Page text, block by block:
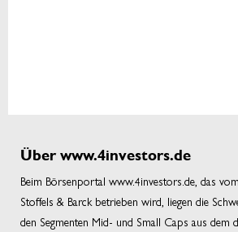
Über www.4investors.de
Beim Börsenportal www.4investors.de, das
Stoffels & Barck betrieben wird, liegen die
den Segmenten Mid- und Small Caps aus dem